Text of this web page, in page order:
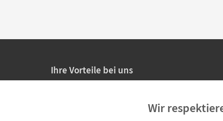
Ihre Vorteile bei uns
Persönliche Angebote für Lehrkräfte
Wir